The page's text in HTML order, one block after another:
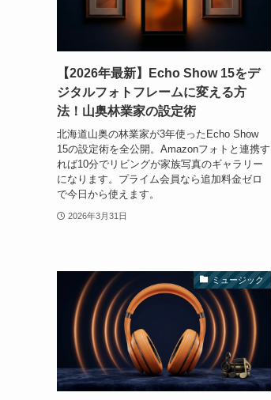
【2026年最新】Echo Show 15をデ
ジタルフォトフレームに変える方
法！山奥林業家の設定術
北海道山奥の林業家が3年使ったEcho Show
15の設定術を全公開。Amazonフォトと連携す
れば10分でリビングが家族写真のギャラリー
になります。プライム会員なら追加料金ゼロ
で今日から使えます。
2026年3月31日
ミュージック